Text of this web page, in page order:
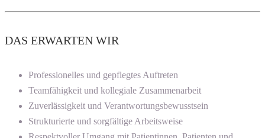
DAS ERWARTEN WIR
Professionelles und gepflegtes Auftreten
Teamfähigkeit und kollegiale Zusammenarbeit
Zuverlässigkeit und Verantwortungsbewusstsein
Strukturierte und sorgfältige Arbeitsweise